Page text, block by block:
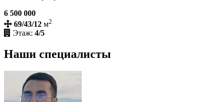
6 500 000
69/43/12 м2
Этаж: 4/5
Наши специалисты